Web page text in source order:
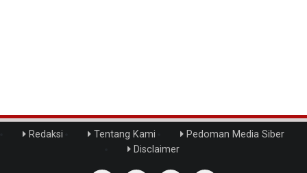
Redaksi Tentang Kami
Pedoman Media Siber
Disclaimer